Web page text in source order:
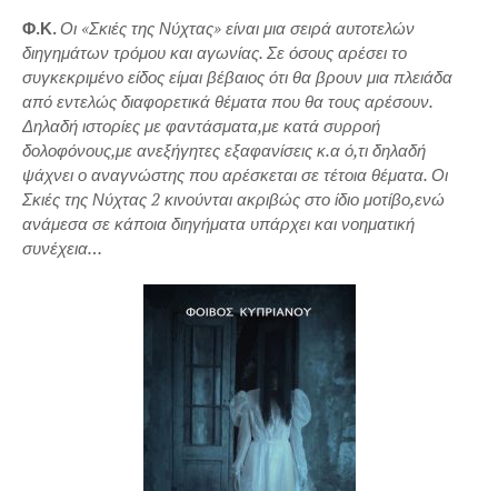
Φ.Κ.Οι «Σκιές της Νύχτας» είναι μια σειρά αυτοτελών
διηγημάτων τρόμου και αγωνίας. Σε όσους αρέσει το
συγκεκριμένο είδος είμαι βέβαιος ότι θα βρουν μια πλειάδα
από εντελώς διαφορετικά θέματα που θα τους αρέσουν.
Δηλαδή ιστορίες με φαντάσματα,με κατά συρροή
δολοφόνους,με ανεξήγητες εξαφανίσεις κ.α ό,τι δηλαδή
ψάχνει ο αναγνώστης που αρέσκεται σε τέτοια θέματα. Οι
Σκιές της Νύχτας 2 κινούνται ακριβώς στο ίδιο μοτίβο,ενώ
ανάμεσα σε κάποια διηγήματα υπάρχει και νοηματική
συνέχεια…